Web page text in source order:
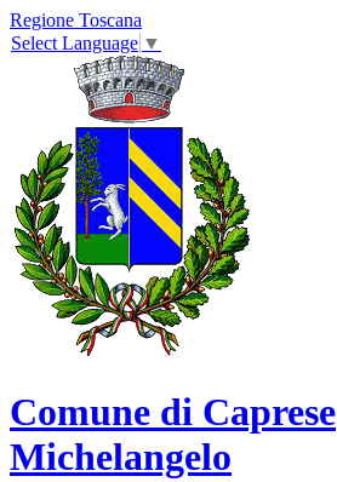
Regione Toscana
Select Language ▼
Comune di Caprese
Michelangelo